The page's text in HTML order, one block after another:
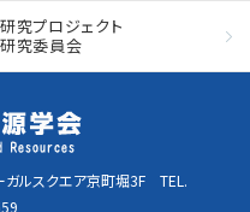
研究プロジェクト
研究委員会
ルスクエア京町堀3F TEL.